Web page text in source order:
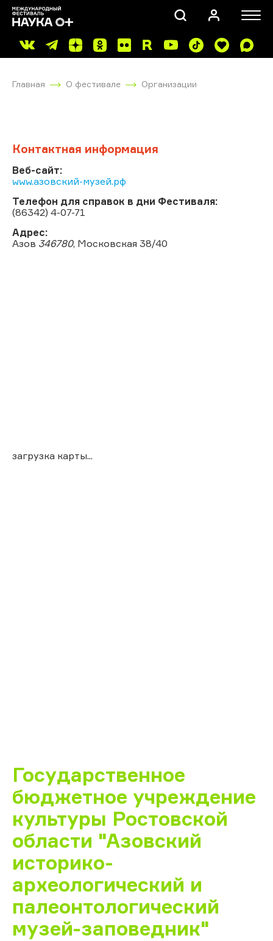
Главная О фестивале Организации
Контактная информация
Веб-сайт:
www.азовский-музей.рф
Телефон для справок в дни Фестиваля:
(86342) 4-07-71
Адрес:
Азов 346780, Московская 38/40
загрузка карты...
Государственное
бюджетное учреждение
культуры Ростовской
области "Азовский
историко-
археологический и
палеонтологический
музей-заповедник"